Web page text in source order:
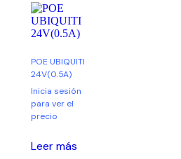
POE UBIQUITI
24V(0.5A)
Inicia sesión
para ver el
precio
Leer más